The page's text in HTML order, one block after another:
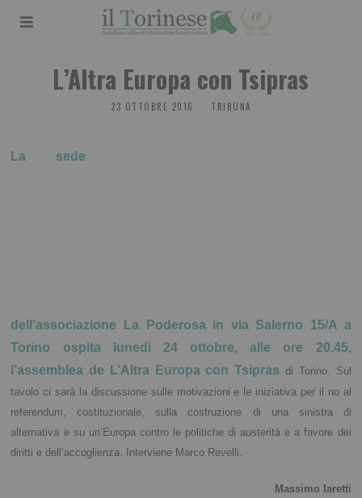
L’Altra Europa con Tsipras
23 OTTOBRE 2016 TRIBUNA
La sede
dell’associazione La Poderosa in via Salerno 15/A a
Torino ospita lunedì 24 ottobre, alle ore 20.45,
l’assemblea de L’Altra Europa con Tsipras di Torino. Sul
tavolo ci sarà la discussione sulle motivazioni e le iniziativa per il no al
referendum, costituzionale, sulla costruzione di una sinistra di
alternativa e su un’Europa contro le politiche di austerità e a favore dei
diritti e dell’accoglienza. Interviene Marco Revelli.
Massimo Iaretti